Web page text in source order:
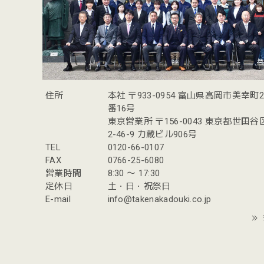
住所
本社 〒933-0954 富山県高岡市美幸町
番16号
東京営業所 〒156-0043 東京都世田谷
2-46-9 力蔵ビル906号
TEL
0120-66-0107
FAX
0766-25-6080
営業時間
8:30 〜 17:30
定休日
土・日・祝祭日
E-mail
info@takenakadouki.co.jp